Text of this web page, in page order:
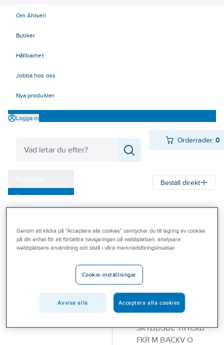
Om Ahlsell
Butiker
Hållbarhet
Jobba hos oss
Nya produkter
Logga in
Orderrader:0
Varumärken
Outlet
Branscher
Beställ direkt
GIA
Ögonduschar,
GIA Premix
PREMIX TERM
SKYDDSBL TRYCKB
FKR M BACKV O
Genom att klicka på "Acceptera alla cookies" samtycker du till lagring av cookies
på din enhet för att förbättra navigeringen på webbplatsen, analysera
webbplatsens användning och bistå i våra marknadsföringsinsatser.
Cookie-inställningar
Avvisa alla Acceptera alla cookies